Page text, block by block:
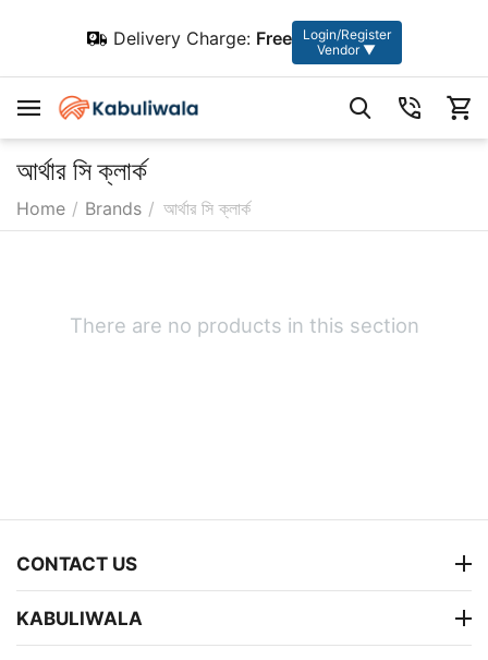
Delivery Charge: Free
Login/Register
Vendor ▼
আর্থার সি ক্লার্ক
Home / Brands / আর্থার সি ক্লার্ক
There are no products in this section
CONTACT US
KABULIWALA